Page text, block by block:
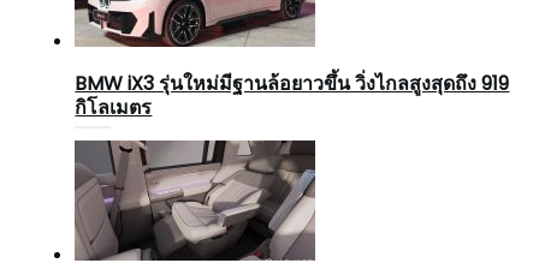
BMW iX3 รุ่นใหม่มีฐานล้อยาวขึ้น วิ่งไกลสูงสุดถึง 919
กิโลเมตร